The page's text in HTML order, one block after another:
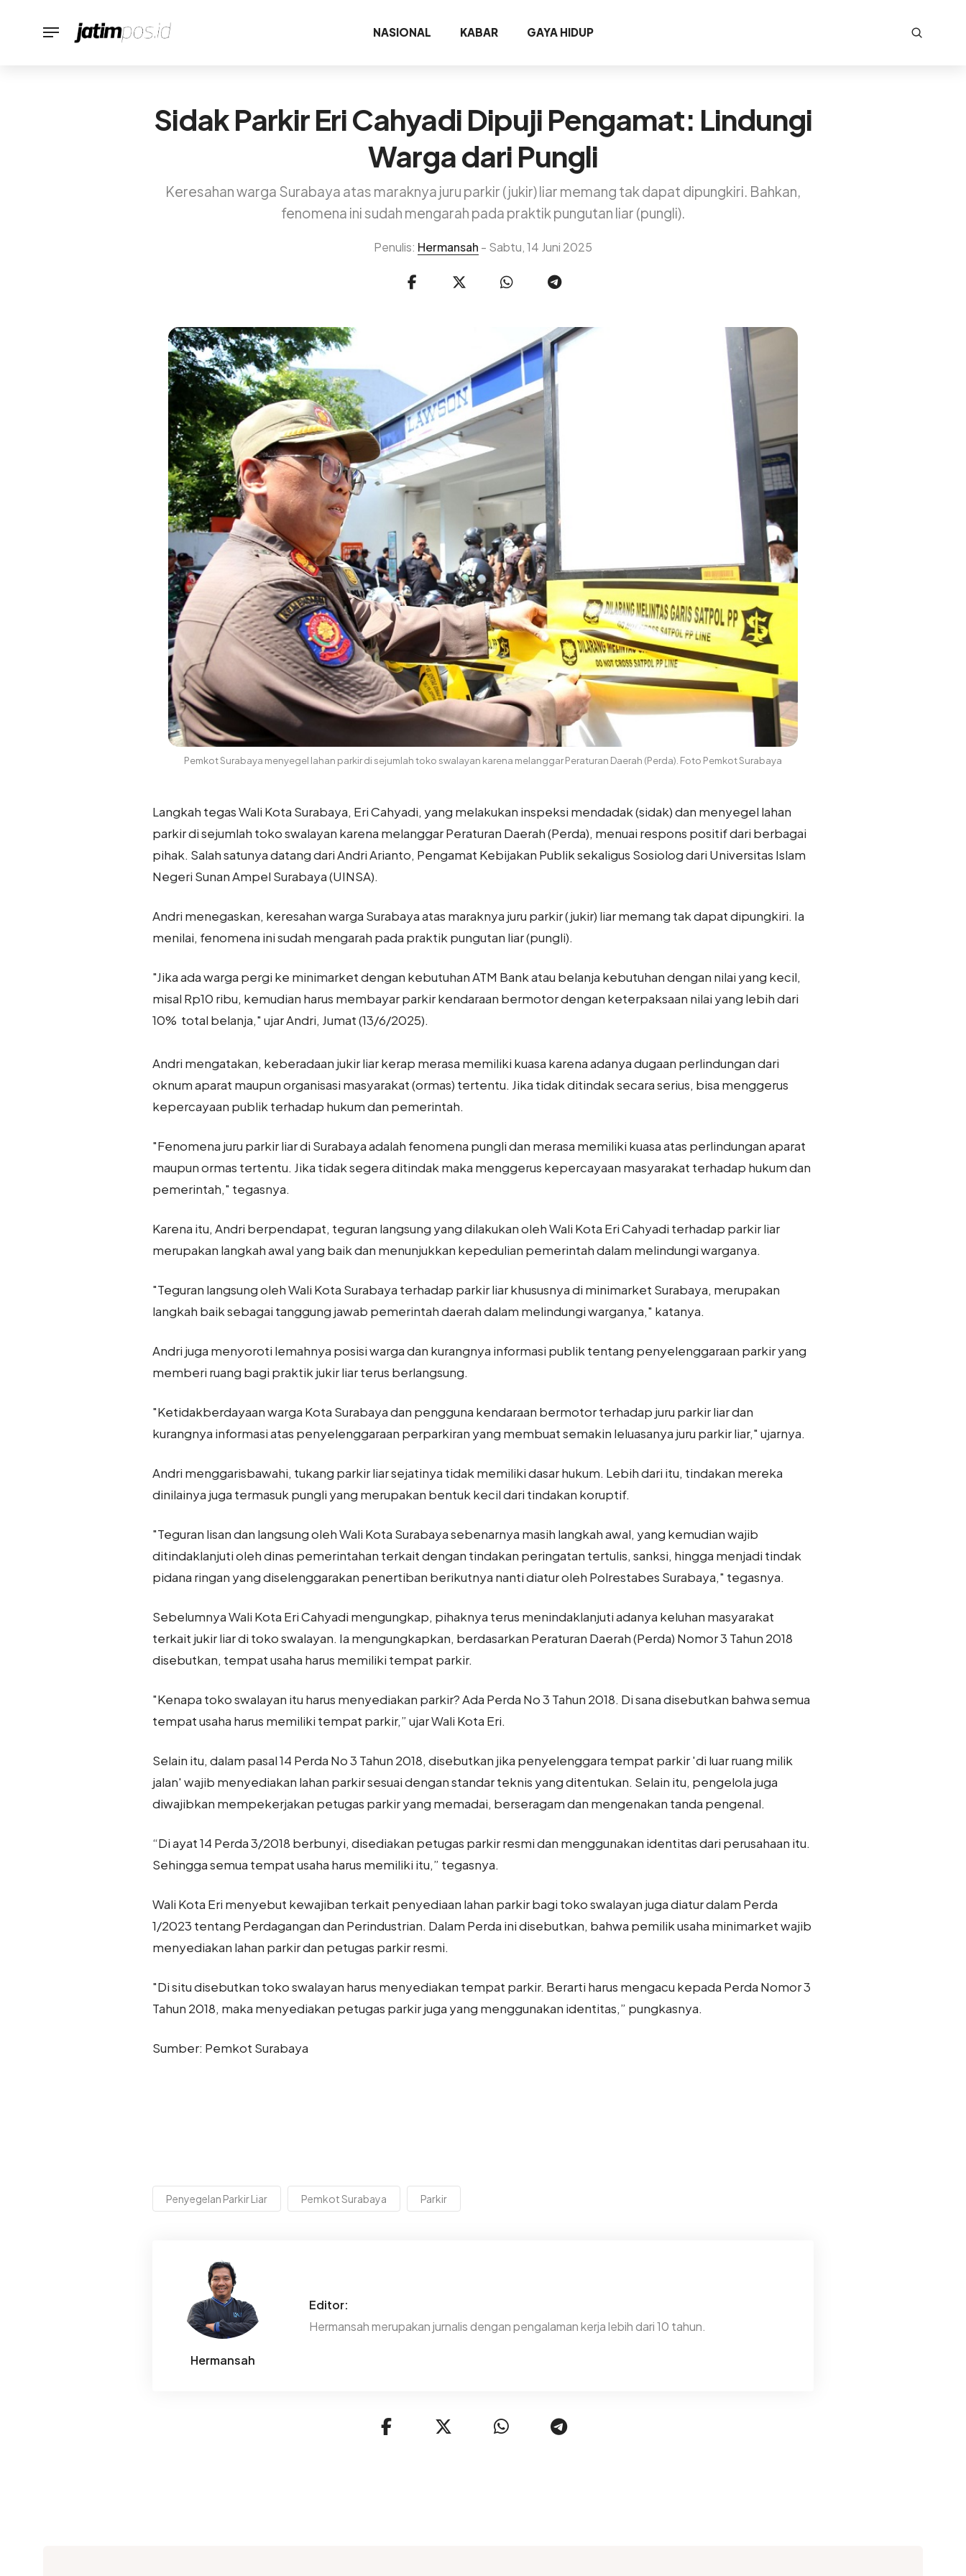
NASIONAL KABAR GAYA HIDUP
Sidak Parkir Eri Cahyadi Dipuji Pengamat: Lindungi
Warga dari Pungli
Keresahan warga Surabaya atas maraknya juru parkir (jukir) liar memang tak dapat dipungkiri. Bahkan,
fenomena ini sudah mengarah pada praktik pungutan liar (pungli).
Penulis: Hermansah - Sabtu, 14 Juni 2025
Pemkot Surabaya menyegel lahan parkir di sejumlah toko swalayan karena melanggar Peraturan Daerah (Perda). Foto Pemkot Surabaya
Langkah tegas Wali Kota Surabaya, Eri Cahyadi, yang melakukan inspeksi mendadak (sidak) dan menyegel lahan
parkir di sejumlah toko swalayan karena melanggar Peraturan Daerah (Perda), menuai respons positif dari berbagai
pihak. Salah satunya datang dari Andri Arianto, Pengamat Kebijakan Publik sekaligus Sosiolog dari Universitas Islam
Negeri Sunan Ampel Surabaya (UINSA).
Andri menegaskan, keresahan warga Surabaya atas maraknya juru parkir (jukir) liar memang tak dapat dipungkiri. Ia
menilai, fenomena ini sudah mengarah pada praktik pungutan liar (pungli).
"Jika ada warga pergi ke minimarket dengan kebutuhan ATM Bank atau belanja kebutuhan dengan nilai yang kecil,
misal Rp10 ribu, kemudian harus membayar parkir kendaraan bermotor dengan keterpaksaan nilai yang lebih dari
10% total belanja," ujar Andri, Jumat (13/6/2025).
Andri mengatakan, keberadaan jukir liar kerap merasa memiliki kuasa karena adanya dugaan perlindungan dari
oknum aparat maupun organisasi masyarakat (ormas) tertentu. Jika tidak ditindak secara serius, bisa menggerus
kepercayaan publik terhadap hukum dan pemerintah.
"Fenomena juru parkir liar di Surabaya adalah fenomena pungli dan merasa memiliki kuasa atas perlindungan aparat
maupun ormas tertentu. Jika tidak segera ditindak maka menggerus kepercayaan masyarakat terhadap hukum dan
pemerintah," tegasnya.
Karena itu, Andri berpendapat, teguran langsung yang dilakukan oleh Wali Kota Eri Cahyadi terhadap parkir liar
merupakan langkah awal yang baik dan menunjukkan kepedulian pemerintah dalam melindungi warganya.
"Teguran langsung oleh Wali Kota Surabaya terhadap parkir liar khususnya di minimarket Surabaya, merupakan
langkah baik sebagai tanggung jawab pemerintah daerah dalam melindungi warganya," katanya.
Andri juga menyoroti lemahnya posisi warga dan kurangnya informasi publik tentang penyelenggaraan parkir yang
memberi ruang bagi praktik jukir liar terus berlangsung.
"Ketidakberdayaan warga Kota Surabaya dan pengguna kendaraan bermotor terhadap juru parkir liar dan
kurangnya informasi atas penyelenggaraan perparkiran yang membuat semakin leluasanya juru parkir liar," ujarnya.
Andri menggarisbawahi, tukang parkir liar sejatinya tidak memiliki dasar hukum. Lebih dari itu, tindakan mereka
dinilainya juga termasuk pungli yang merupakan bentuk kecil dari tindakan koruptif.
"Teguran lisan dan langsung oleh Wali Kota Surabaya sebenarnya masih langkah awal, yang kemudian wajib
ditindaklanjuti oleh dinas pemerintahan terkait dengan tindakan peringatan tertulis, sanksi, hingga menjadi tindak
pidana ringan yang diselenggarakan penertiban berikutnya nanti diatur oleh Polrestabes Surabaya," tegasnya.
Sebelumnya Wali Kota Eri Cahyadi mengungkap, pihaknya terus menindaklanjuti adanya keluhan masyarakat
terkait jukir liar di toko swalayan. Ia mengungkapkan, berdasarkan Peraturan Daerah (Perda) Nomor 3 Tahun 2018
disebutkan, tempat usaha harus memiliki tempat parkir.
"Kenapa toko swalayan itu harus menyediakan parkir? Ada Perda No 3 Tahun 2018. Di sana disebutkan bahwa semua
tempat usaha harus memiliki tempat parkir,” ujar Wali Kota Eri.
Selain itu, dalam pasal 14 Perda No 3 Tahun 2018, disebutkan jika penyelenggara tempat parkir 'di luar ruang milik
jalan' wajib menyediakan lahan parkir sesuai dengan standar teknis yang ditentukan. Selain itu, pengelola juga
diwajibkan mempekerjakan petugas parkir yang memadai, berseragam dan mengenakan tanda pengenal.
“Di ayat 14 Perda 3/2018 berbunyi, disediakan petugas parkir resmi dan menggunakan identitas dari perusahaan itu.
Sehingga semua tempat usaha harus memiliki itu,” tegasnya.
Wali Kota Eri menyebut kewajiban terkait penyediaan lahan parkir bagi toko swalayan juga diatur dalam Perda
1/2023 tentang Perdagangan dan Perindustrian. Dalam Perda ini disebutkan, bahwa pemilik usaha minimarket wajib
menyediakan lahan parkir dan petugas parkir resmi.
"Di situ disebutkan toko swalayan harus menyediakan tempat parkir. Berarti harus mengacu kepada Perda Nomor 3
Tahun 2018, maka menyediakan petugas parkir juga yang menggunakan identitas,” pungkasnya.
Sumber: Pemkot Surabaya
Penyegelan Parkir Liar Pemkot Surabaya Parkir
Hermansah
Editor:
Hermansah merupakan jurnalis dengan pengalaman kerja lebih dari 10 tahun.